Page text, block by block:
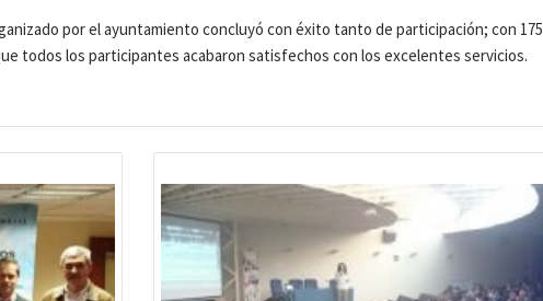
por el ayuntamiento concluyó con éxito tanto de participación; con 175
todos los participantes acabaron satisfechos con los excelentes servicios.